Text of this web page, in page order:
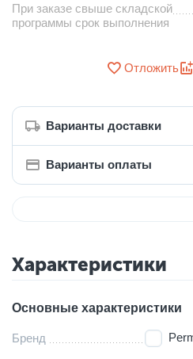
При заказе свыше складской
программы срок выполнения
Отложить
Варианты доставки
Варианты оплаты
Характеристики
Основные характеристики
Бренд